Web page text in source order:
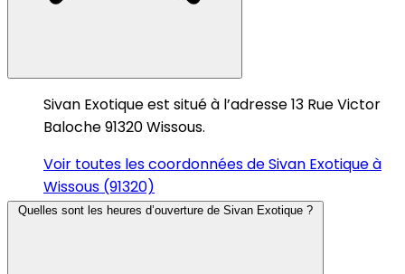
Sivan Exotique est situé à l’adresse 13 Rue Victor
Baloche 91320 Wissous.
Voir toutes les coordonnées de Sivan Exotique à
Wissous (91320)
Quelles sont les heures d’ouverture de Sivan Exotique ?